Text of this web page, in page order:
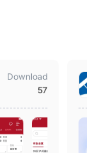
Download
57